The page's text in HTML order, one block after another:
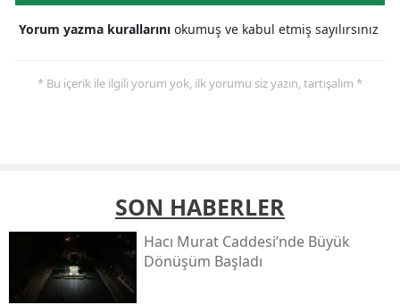
Yorum yazma kurallarını okumuş ve kabul etmiş sayılırsınız
* Bu içerik ile ilgili yorum yok, ilk yorumu siz yazın, tartışalım *
SON HABERLER
Hacı Murat Caddesi’nde Büyük
Dönüşüm Başladı